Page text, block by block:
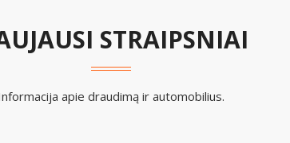
STRAIPSNIAI
apie draudimą ir automobilius.